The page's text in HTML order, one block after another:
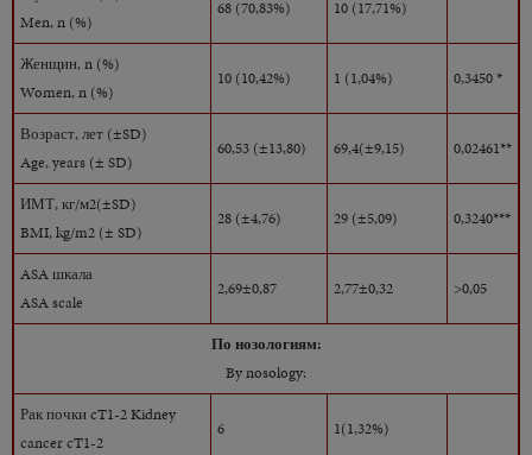
Men, n (%)
68 (70,83%) 10 (17,71%)
Женщин, n (%)
Women, n (%)
10 (10,42%) 1 (1,04%) 0,3450 *
Возраст, лет (±SD)
Age, years (± SD)
60,53 (±13,80) 69,4(±9,15) 0,02461**
ИМТ, кг/м2(±SD)
BMI, kg/m2 (± SD)
28 (±4,76) 29 (±5,09) 0,3240***
ASA шкала
ASA scale
2,69±0,87 2,77±0,32 >0,05
По нозологиям:
By nosology:
Рак почки cT1-2 Kidney
cancer cT1-2
6 1(1,32%)